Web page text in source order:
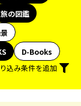
旅の図鑑
D-Books
込み条件を追加